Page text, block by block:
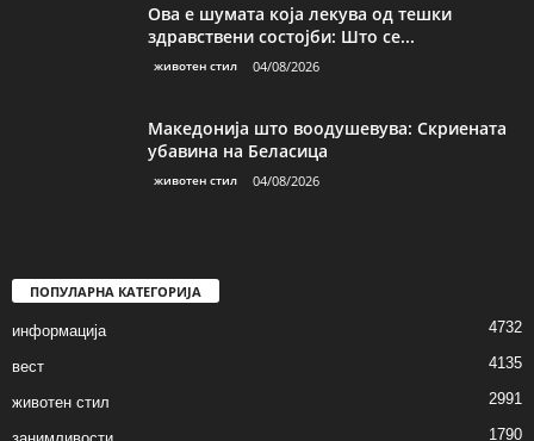
Ова е шумата која лекува од тешки
здравствени состојби: Што се...
животен стил 04/08/2026
Македонија што воодушевува: Скриената
убавина на Беласица
животен стил 04/08/2026
ПОПУЛАРНА КАТЕГОРИЈА
информација 4732
вест 4135
животен стил 2991
1790